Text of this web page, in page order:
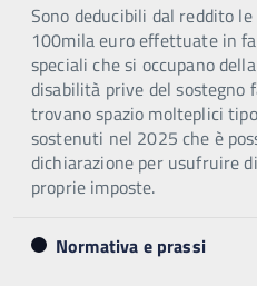
Sono deducibili dal reddito
100mila euro effettuate in
speciali che si occupano
disabilità prive del sostegno
trovano spazio molteplici
sostenuti nel 2025 che è
dichiarazione per usufruire
proprie imposte.
Normativa e prassi